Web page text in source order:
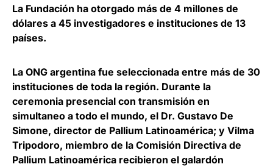
La Fundación ha otorgado más de 4 millones de
dólares a 45 investigadores e instituciones de 13
países.
La ONG argentina fue seleccionada entre más de 30
instituciones de toda la región. Durante la
ceremonia presencial con transmisión en
simultaneo a todo el mundo, el Dr. Gustavo De
Simone, director de Pallium Latinoamérica; y Vilma
Tripodoro, miembro de la Comisión Directiva de
Pallium Latinoamérica recibieron el galardón